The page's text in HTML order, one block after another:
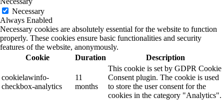
Necessary
Always Enabled
Necessary cookies are absolutely essential for the website to function
properly. These cookies ensure basic functionalities and security
features of the website, anonymously.
Cookie
Duration Description
cookielawinfo-
checkbox-analytics
11
months
This cookie is set by GDPR Cookie
Consent plugin. The cookie is used
to store the user consent for the
cookies in the category "Analytics".